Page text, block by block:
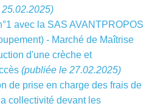
avec la SAS AVANTPROPOS
- Marché de Maîtrise
d'une crèche et
(publiée le 27.02.2025)
de prise en charge des frais de
collectivité devant les